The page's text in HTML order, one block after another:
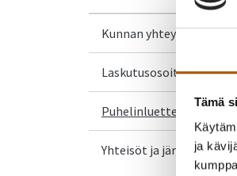
Tämä
ja
Kunnan yhteystiedot
LaskutusosoiteLinkki
Puhelinluettelo
Yhteisöt ja järjestöt